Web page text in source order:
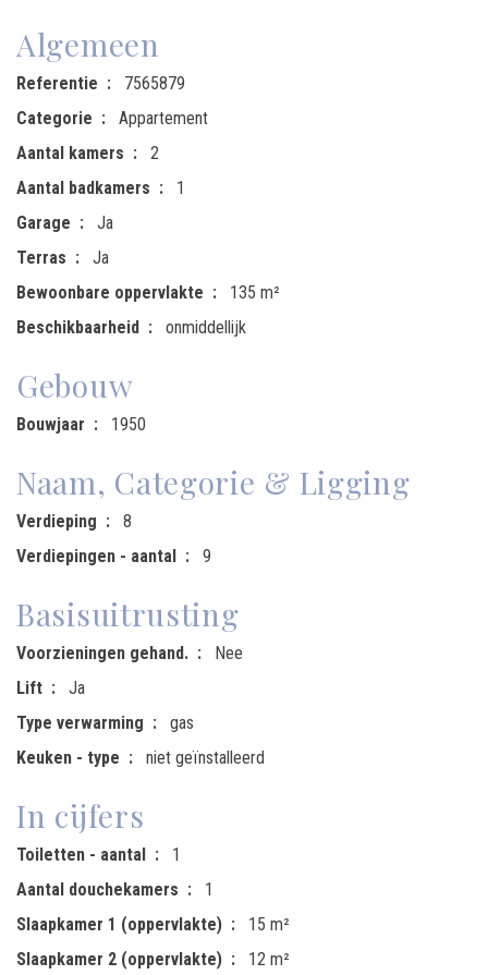
Algemeen
Referentie
7565879
Categorie
Appartement
Aantal kamers
2
Aantal badkamers
1
Garage
Ja
Terras
Ja
Bewoonbare oppervlakte
135 m²
Beschikbaarheid
onmiddellijk
Gebouw
Bouwjaar 1950
Naam, Categorie & Ligging
Verdieping
8
Verdiepingen - aantal
9
Basisuitrusting
Voorzieningen gehand.
Nee
Lift
Ja
Type verwarming
gas
Keuken - type
niet geïnstalleerd
In cijfers
Toiletten - aantal
1
Aantal douchekamers
1
Slaapkamer 1 (oppervlakte)
15 m²
Slaapkamer 2 (oppervlakte)
12 m²